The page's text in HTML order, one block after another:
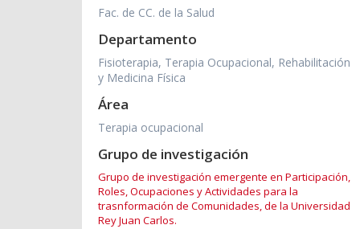
Fac. de CC. de la Salud
Departamento
Fisioterapia, Terapia Ocupacional, Rehabilitación
y Medicina Física
Área
Terapia ocupacional
Grupo de investigación
Grupo de investigación emergente en Participación,
Roles, Ocupaciones y Actividades para la
trasnformación de Comunidades, de la Universidad
Rey Juan Carlos.